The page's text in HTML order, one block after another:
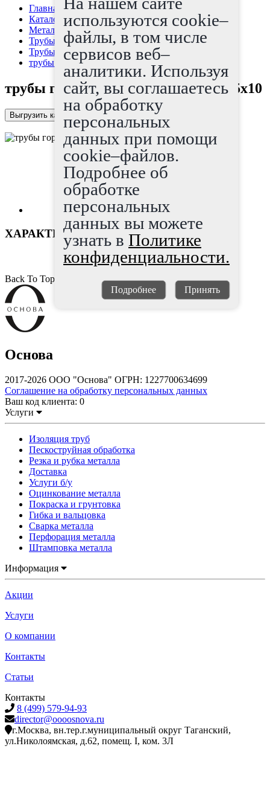
Главная страница
Каталог
Металлопрокат
Трубы
Трубы г/д
трубы горячедеформированные 325x10
трубы горячедеформированные 325x10
Выгрузить каталог в Excel
ХАРАКТЕРИСТИКИ
Back To Top
Основа
2017-2026 ООО "Основа" ОГРН: 1227700634699
Соглашение на обработку персональных данных
Ваш код клиента: 0
Услуги
Изоляция труб
Пескоструйная обработка
Резка и рубка металла
Доставка
Услуги б/у
Оцинкование металла
Покраска и грунтовка
Гибка и вальцовка
Сварка металла
Перфорация металла
Штамповка металла
Информация
Акции
Услуги
О компании
Контакты
Статьи
Контакты
8 (499) 579-94-93
director@oooosnova.ru
г.Москва, вн.тер.г.муниципальный округ Таганский,
ул.Николоямская, д.62, помещ. I, ком. 3Л
используются cookie–
файлы, в том числе
сервисов веб–
аналитики. Используя
сайт, вы соглашаетесь
на обработку
персональных
данных при помощи
cookie–файлов.
Подробнее об
обработке
персональных
данных вы можете
узнать в Политике
конфиденциальности.
Подробнее Принять